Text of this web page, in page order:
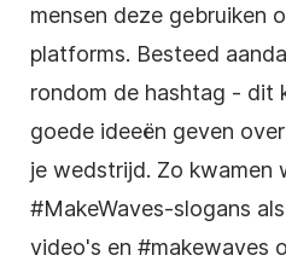
mensen deze gebruiken
platforms. Besteed
rondom de hashtag - dit
goede ideeën geven
je wedstrijd. Zo kwamen
#MakeWaves-slogans
video's en #makewaves